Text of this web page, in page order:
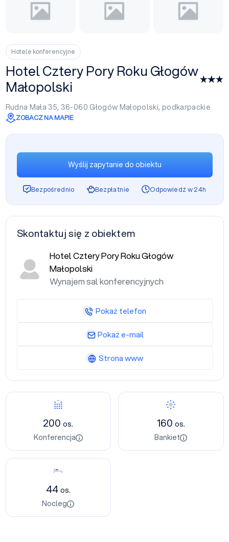
Hotele konferencyjne
Hotel Cztery Pory Roku Głogów
Małopolski
Rudna Mała 35, 36-060Głogów Małopolski, podkarpackie
ZOBACZ NA MAPIE
Konferencja
200os.
Konferencja
Bankiet
160 os.
Bankiet
Nocleg
44os.
Nocleg
Wyślij zapytanie do obiektu
Bezpośrednio Bezpłatnie Odpowiedź w 24h
Skontaktuj się z obiektem
Hotel Cztery Pory Roku Głogów
Małopolski
Wynajem sal konferencyjnych
Pokaż telefon
Pokaż e-mail
Strona www